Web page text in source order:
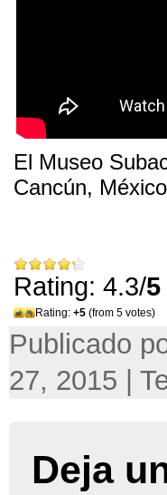
El Museo
Cancún, México
Rating: 4.3/5
Rating: +5 (from 5 votes)
Publicado
27, 2015 |
Deja